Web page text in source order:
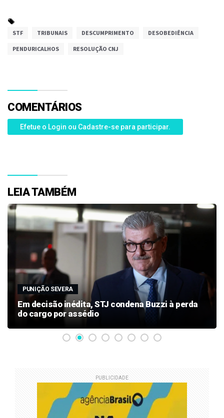
STF TRIBUNAIS DESCUMPRIMENTO DESOBEDIÊNCIA
PENDURICALHOS RESOLUÇÃO CNJ
COMENTÁRIOS
Efetue o Login ou Cadastre-se para participar.
LEIA TAMBÉM
PUNIÇÃO SEVERA
Em decisão inédita, STJ condena Buzzi à perda
do cargo por assédio
PUBLICIDADE